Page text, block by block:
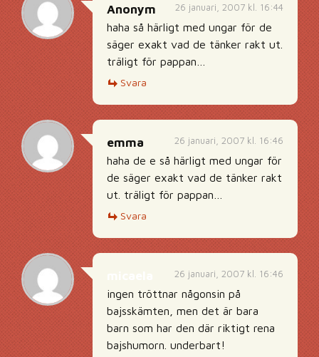
26 januari, 2007 kl. 16:44
Anonym
haha så härligt med ungar för de
säger exakt vad de tänker rakt ut.
träligt för pappan…
Svara
26 januari, 2007 kl. 16:46
emma
haha de e så härligt med ungar för
de säger exakt vad de tänker rakt
ut. träligt för pappan…
Svara
26 januari, 2007 kl. 16:46
ingen tröttnar någonsin på
bajsskämten, men det är bara
barn som har den där riktigt rena
bajshumorn. underbart!